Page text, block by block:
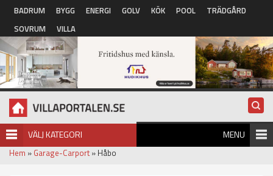
Hoppa till huvudinnehåll
BADRUM BYGG ENERGI GOLV KÖK POOL
TRÄDGÅRD
SOVRUM
VILLA
VÄLJ KATEGORI MENU
Hem » Garage-Carport » Håbo